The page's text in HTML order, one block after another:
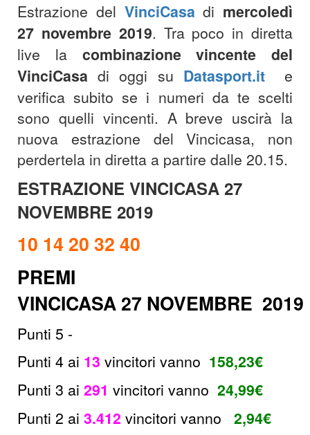
Estrazione del VinciCasa di mercoledì
27 novembre 2019. Tra poco in diretta
live la combinazione vincente del
VinciCasa di oggi su Datasport.it
e
verifica subito se i numeri da te scelti
sono quelli vincenti. A breve uscirà la
nuova estrazione del Vincicasa, non
perdertela in diretta a partire dalle 20.15.
ESTRAZIONE VINCICASA 27
NOVEMBRE 2019
10 14 20 32 40
PREMI
VINCICASA27 NOVEMBRE 2019
Punti 5 -
Punti 4 ai 13 vincitori vanno 158,23€
Punti 3 ai 291 vincitori vanno 24,99€
Punti 2 ai 3.412 vincitori vanno 2,94€